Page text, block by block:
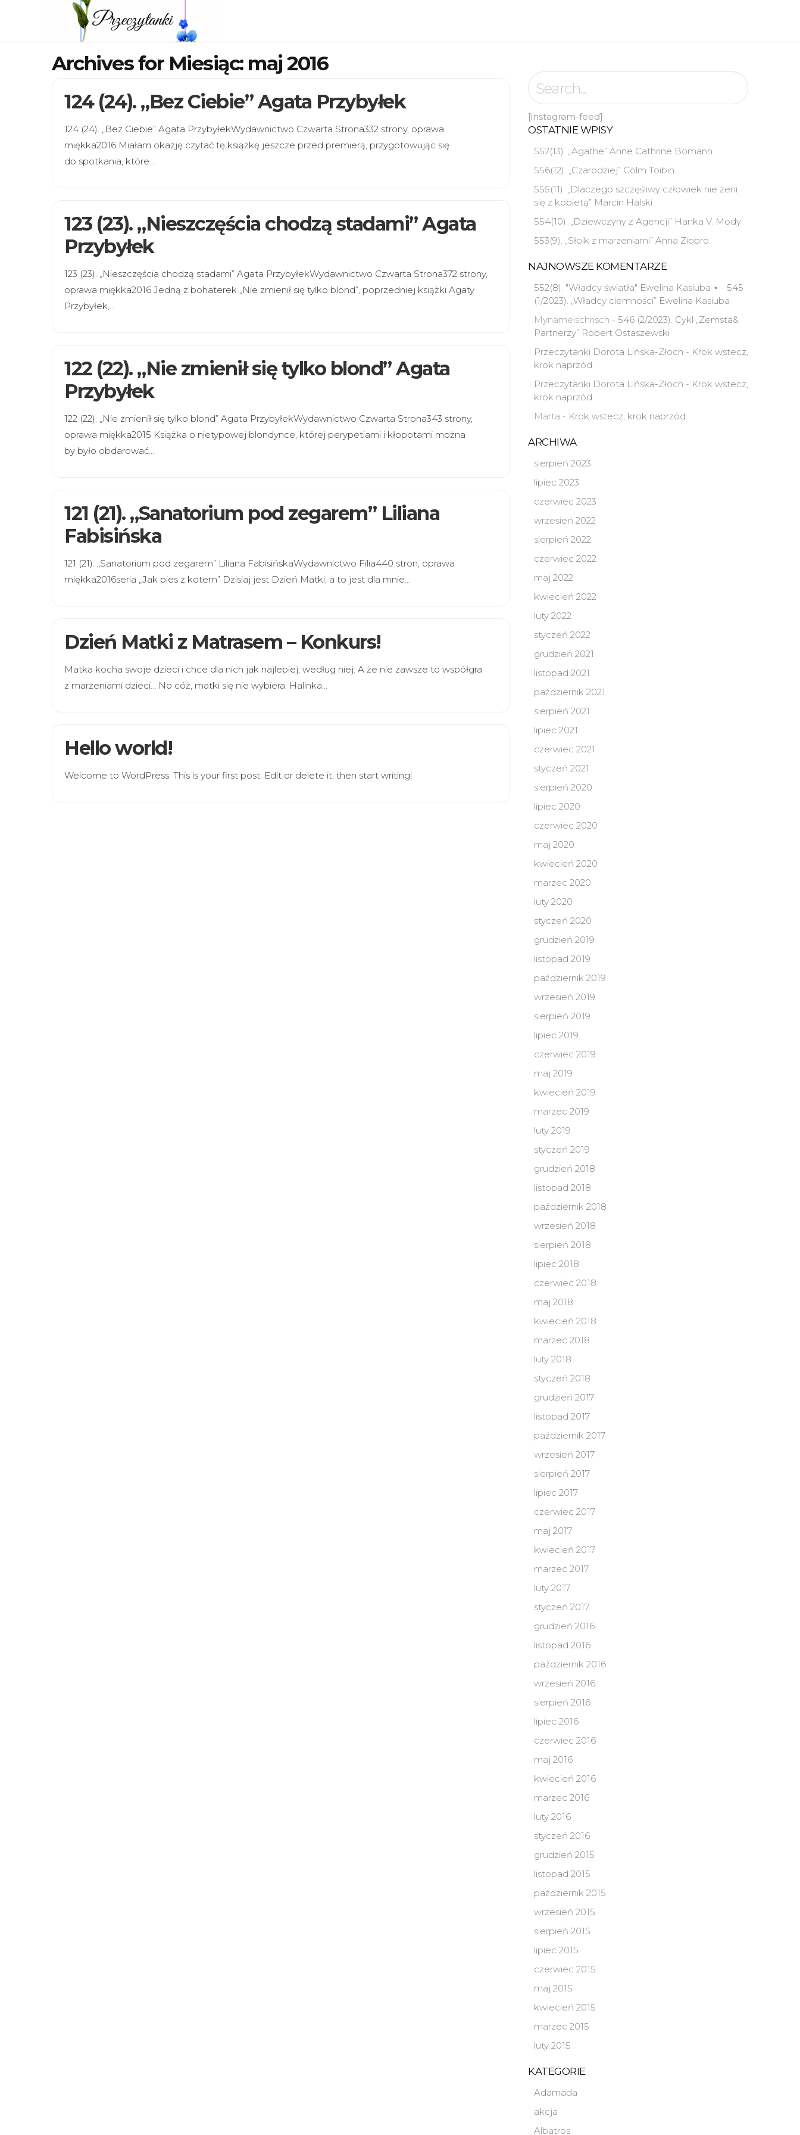
Archives for Miesiąc: maj 2016
124 (24). „Bez Ciebie” Agata Przybyłek
124 (24). „Bez Ciebie” Agata PrzybyłekWydawnictwo Czwarta Strona332 strony, oprawa
miękka2016 Miałam okazję czytać tę książkę jeszcze przed premierą, przygotowując się
do spotkania, które…
123 (23). „Nieszczęścia chodzą stadami” Agata
Przybyłek
123 (23). „Nieszczęścia chodzą stadami” Agata PrzybyłekWydawnictwo Czwarta Strona372 strony,
oprawa miękka2016 Jedną z bohaterek „Nie zmienił się tylko blond”, poprzedniej książki Agaty
Przybyłek,…
122 (22). „Nie zmienił się tylko blond” Agata
Przybyłek
122 (22). „Nie zmienił się tylko blond” Agata PrzybyłekWydawnictwo Czwarta Strona343 strony,
oprawa miękka2015 Książka o nietypowej blondynce, której perypetiami i kłopotami można
by było obdarować…
121 (21). „Sanatorium pod zegarem” Liliana
Fabisińska
121 (21). „Sanatorium pod zegarem” Liliana FabisińskaWydawnictwo Filia440 stron, oprawa
miękka2016seria „Jak pies z kotem” Dzisiaj jest Dzień Matki, a to jest dla mnie…
Dzień Matki z Matrasem – Konkurs!
Matka kocha swoje dzieci i chce dla nich jak najlepiej, według niej. A że nie zawsze to współgra
z marzeniami dzieci… No cóż, matki się nie wybiera. Halinka…
Hello world!
Welcome to WordPress. This is your first post. Edit or delete it, then start writing!
[instagram-feed]
OSTATNIE WPISY
557(13). „Agathe” Anne Cathrine Bomann
556(12). „Czarodziej” Colm Toibin
555(11). „Dlaczego szczęśliwy człowiek nie żeni
się z kobietą” Marcin Halski
554(10). „Dziewczyny z Agencji” Hanka V. Mody
553(9). „Słoik z marzeniami” Anna Ziobro
NAJNOWSZE KOMENTARZE
552(8). "Władcy światła" Ewelina Kasiuba ⋆ - 545
(1/2023). „Władcy ciemności” Ewelina Kasiuba
Mynameischrisch - 546 (2/2023). Cykl „Zemsta&
Partnerzy” Robert Ostaszewski
Przeczytanki Dorota Lińska-Złoch - Krok wstecz,
krok naprzód.
Przeczytanki Dorota Lińska-Złoch - Krok wstecz,
krok naprzód.
Marta - Krok wstecz, krok naprzód.
ARCHIWA
sierpień 2023
lipiec 2023
czerwiec 2023
wrzesień 2022
sierpień 2022
czerwiec 2022
maj 2022
kwiecień 2022
luty 2022
styczeń 2022
grudzień 2021
listopad 2021
październik 2021
sierpień 2021
lipiec 2021
czerwiec 2021
styczeń 2021
sierpień 2020
lipiec 2020
czerwiec 2020
maj 2020
kwiecień 2020
marzec 2020
luty 2020
styczeń 2020
grudzień 2019
listopad 2019
październik 2019
wrzesień 2019
sierpień 2019
lipiec 2019
czerwiec 2019
maj 2019
kwiecień 2019
marzec 2019
luty 2019
styczeń 2019
grudzień 2018
listopad 2018
październik 2018
wrzesień 2018
sierpień 2018
lipiec 2018
czerwiec 2018
maj 2018
kwiecień 2018
marzec 2018
luty 2018
styczeń 2018
grudzień 2017
listopad 2017
październik 2017
wrzesień 2017
sierpień 2017
lipiec 2017
czerwiec 2017
maj 2017
kwiecień 2017
marzec 2017
luty 2017
styczeń 2017
grudzień 2016
listopad 2016
październik 2016
wrzesień 2016
sierpień 2016
lipiec 2016
czerwiec 2016
maj 2016
kwiecień 2016
marzec 2016
luty 2016
styczeń 2016
grudzień 2015
listopad 2015
październik 2015
wrzesień 2015
sierpień 2015
lipiec 2015
czerwiec 2015
maj 2015
kwiecień 2015
marzec 2015
luty 2015
KATEGORIE
Adamada
akcja
Albatros